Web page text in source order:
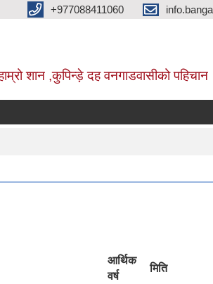
+977088411060
शान ,कुपिन्ड़े दह वनगाडवासीको पहिचान
आर्थिक
वर्ष
मिति